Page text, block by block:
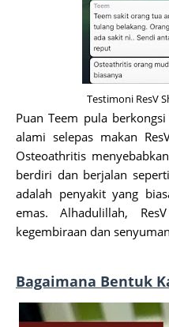
Testimoni ResV
Puan Teem pula
alami selepas makan
Osteoathritis
berdiri dan berjalan
adalah penyakit yang
emas. Alhadulillah,
kegembiraan dan
Bagaimana Bentuk